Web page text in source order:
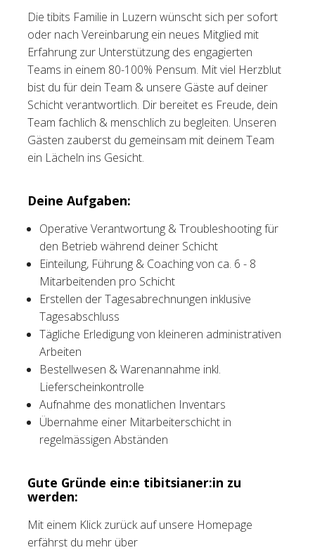
Login
Schweiz (DE)
Die tibits Familie in Luzern wünscht sich per sofort
oder nach Vereinbarung ein neues Mitglied mit
Erfahrung zur Unterstützung des engagierten
Teams in einem 80-100% Pensum. Mit viel Herzblut
bist du für dein Team & unsere Gäste auf deiner
Schicht verantwortlich. Dir bereitet es Freude, dein
Team fachlich & menschlich zu begleiten. Unseren
Gästen zauberst du gemeinsam mit deinem Team
ein Lächeln ins Gesicht.
Deine Aufgaben:
Operative Verantwortung & Troubleshooting für
den Betrieb während deiner Schicht
Einteilung, Führung & Coaching von ca. 6 - 8
Mitarbeitenden pro Schicht
Erstellen der Tagesabrechnungen inklusive
Tagesabschluss
Tägliche Erledigung von kleineren administrativen
Arbeiten
Bestellwesen & Warenannahme inkl.
Lieferscheinkontrolle
Aufnahme des monatlichen Inventars
Übernahme einer Mitarbeiterschicht in
regelmässigen Abständen
Gute Gründe ein:e tibitsianer:in zu
werden:
Mit einem Klick zurück auf unsere Homepage
erfährst du mehr über